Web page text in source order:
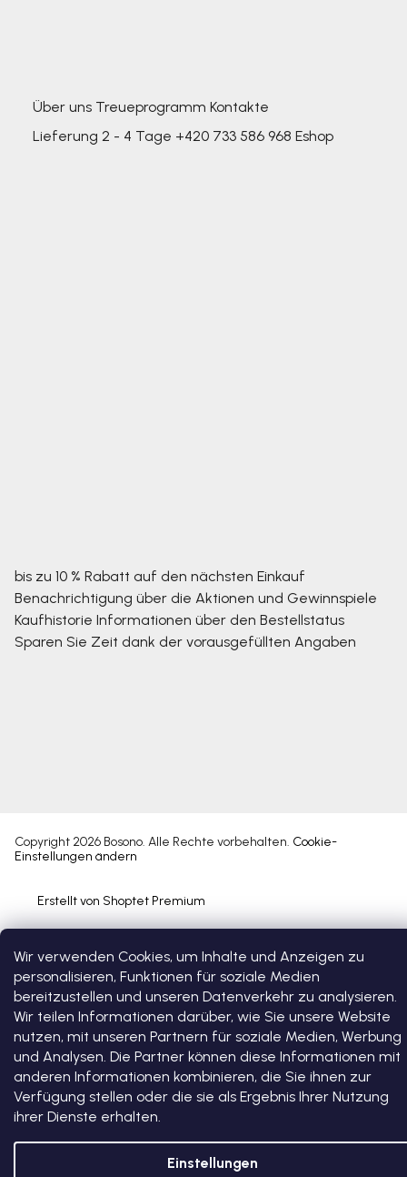
Wir verwenden Cookies, um Inhalte und Anzeigen zu
personalisieren, Funktionen für soziale Medien
bereitzustellen und unseren Datenverkehr zu analysieren.
Wir teilen Informationen darüber, wie Sie unsere Website
nutzen, mit unseren Partnern für soziale Medien, Werbung
und Analysen. Die Partner können diese Informationen mit
anderen Informationen kombinieren, die Sie ihnen zur
Verfügung stellen oder die sie als Ergebnis Ihrer Nutzung
ihrer Dienste erhalten.
Einstellungen
Über uns Treueprogramm Kontakte
Lieferung 2 - 4 Tage +420 733 586 968 Eshop
bis zu 10 % Rabatt auf den nächsten Einkauf
Benachrichtigung über die Aktionen und Gewinnspiele
Kaufhistorie Informationen über den Bestellstatus
Sparen Sie Zeit dank der vorausgefüllten Angaben
Erstellt von Shoptet Premium
Copyright 2026 Bosono. Alle Rechte vorbehalten. Cookie-
Einstellungen ändern